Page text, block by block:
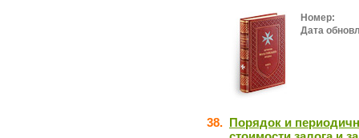
Номер:
Дата
38. Порядок и